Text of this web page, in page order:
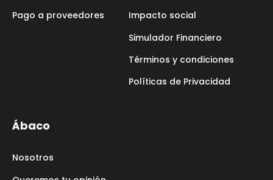
Pago a proveedores
Impacto social
Simulador Financiero
Términos y condiciones
Políticas de Privacidad
Ábaco
Nosotros